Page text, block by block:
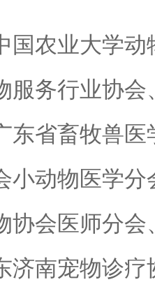
国农业大学
服务行业协
东省畜牧兽
小动物医学
协会医师分
济南宠物诊